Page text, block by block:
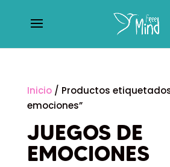
Inicio/ Productos
emociones”
JUEGOS DE
EMOCIONES